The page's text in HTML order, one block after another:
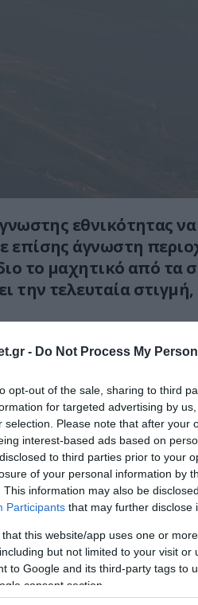
- Do Not Process My
opt-out of the sale, sharing to third
for targeted advertising by
selection. Please note that after your
interest-based ads based on
to third parties prior to your
of your personal information by
This information may also be
Participants that may further disclose
that this website/app uses one or
but not limited to your visit
to Google and its third-party tags to
consent section.
εθνικότητας
επίσης άγνωστη
το μαχητικό από τα
την τελευταία
πύραυλο
αξίας δείχνει πόσο
και μετά από ένα
σώζει τον εαυτό
να είναι
τα ρωσικά drones
εναέριο χώρο της
ημέρες (ακόμα
στους ουρανούς